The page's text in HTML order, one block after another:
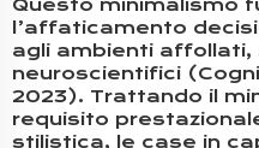
Questo minimalismo
l’affaticamento
agli ambienti affollati,
neuroscientifici
2023). Trattando il
requisito
stilistica, le case in